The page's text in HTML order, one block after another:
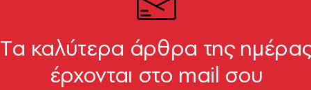
Tα καλύτερα άρθρα της
έρχονται στο mail σου